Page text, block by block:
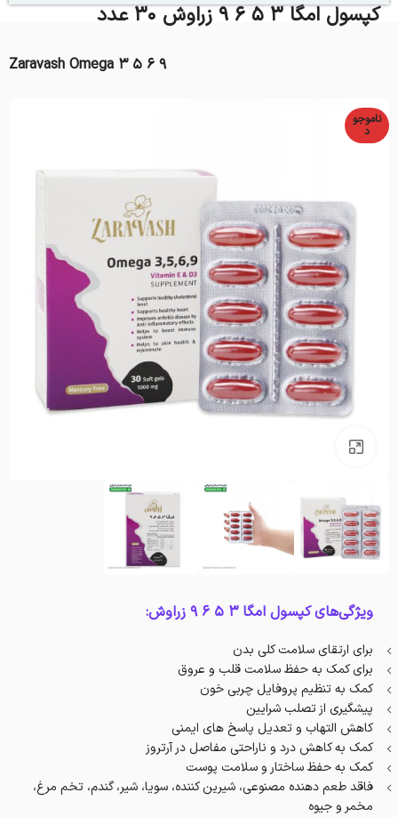
کپسول امگا 3 5 6 9 زراوش 30 عدد
Zaravash Omega 3 5 6 9
ناموجو
د
ویژگی‌‌‌‌‌‌‌های کپسول امگا 3 5 6 9 زراوش:
برای ارتقای سلامت کلی بدن
برای کمک به حفظ سلامت قلب و عروق
کمک به تنظیم پروفایل چربی خون
پیشگیری از تصلب شرایین
کاهش التهاب و تعدیل پاسخ های ایمنی
کمک به کاهش درد و ناراحتی مفاصل در آرتروز
کمک به حفظ ساختار و سلامت پوست
فاقد طعم دهنده مصنوعی، شیرین کننده، سویا، شیر، گندم، تخم مرغ،
مخمر و جیوه